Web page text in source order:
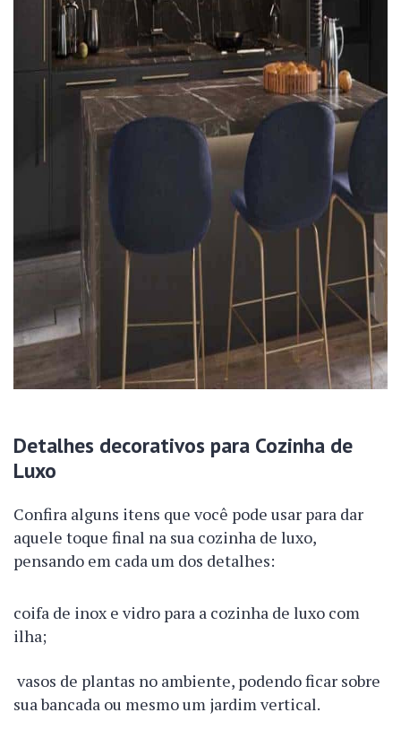
Detalhes decorativos para Cozinha de
Luxo
Confira alguns itens que você pode usar para dar
aquele toque final na sua cozinha de luxo,
pensando em cada um dos detalhes:
coifa de inox e vidro para a cozinha de luxo com
ilha;
vasos de plantas no ambiente, podendo ficar sobre
sua bancada ou mesmo um jardim vertical.